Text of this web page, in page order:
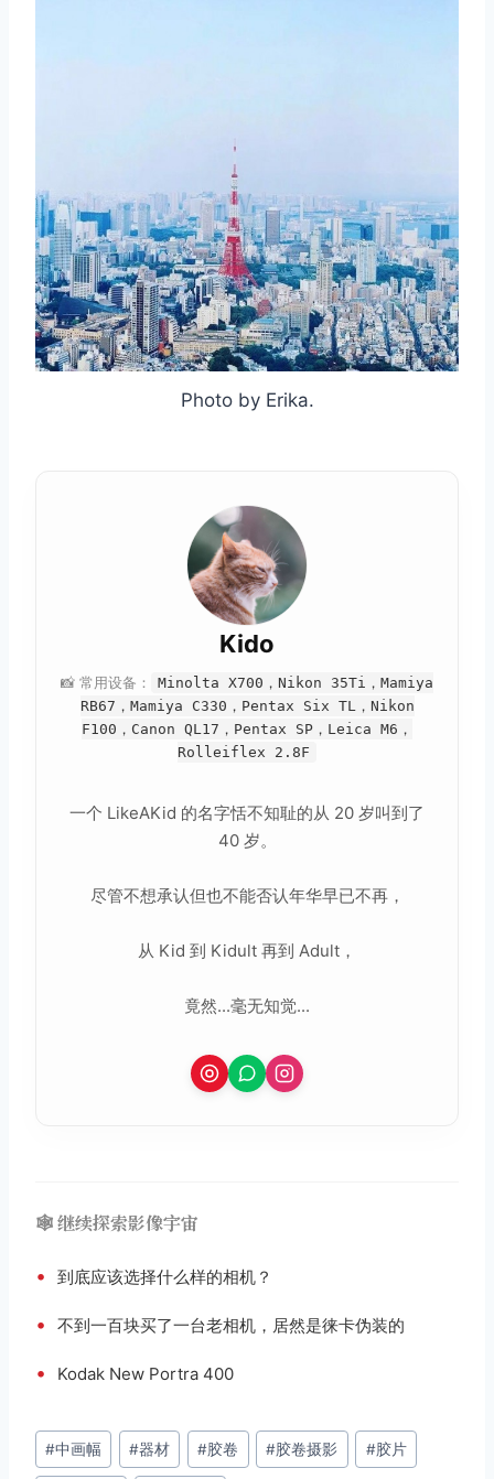
Photo by Erika.
Kido
📸 常用设备：
Minolta X700，Nikon 35Ti，Mamiya
RB67，Mamiya C330，Pentax Six TL，Nikon
F100，Canon QL17，Pentax SP，Leica M6，
Rolleiflex 2.8F
一个 LikeAKid 的名字恬不知耻的从 20 岁叫到了
40 岁。
尽管不想承认但也不能否认年华早已不再，
从 Kid 到 Kidult 再到 Adult，
竟然...毫无知觉...
🕸️ 继续探索影像宇宙
• 到底应该选择什么样的相机？
• 不到一百块买了一台老相机，居然是徕卡伪装的
• Kodak New Portra 400
文
章
#中画幅 #器材 #胶卷 #胶卷摄影 #胶片